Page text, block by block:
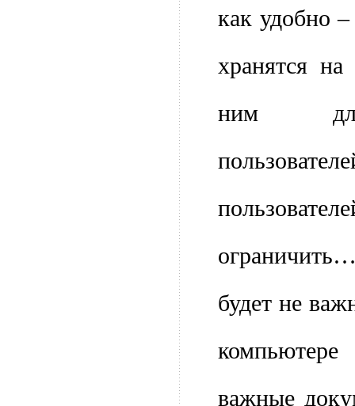
как удобно
хранятся
ним
будет не
важные